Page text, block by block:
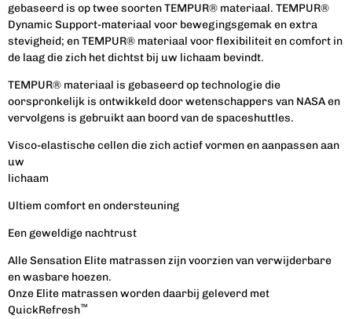
gebaseerd is op twee soorten TEMPUR® materiaal. TEMPUR®
Dynamic Support-materiaal voor bewegingsgemak en extra
stevigheid; en TEMPUR® materiaal voor flexibiliteit en comfort in
de laag die zich het dichtst bij uw lichaam bevindt.
TEMPUR® materiaal is gebaseerd op technologie die
oorspronkelijk is ontwikkeld door wetenschappers van NASA en
vervolgens is gebruikt aan boord van de spaceshuttles.
Visco-elastische cellen die zich actief vormen en aanpassen aan
uw
lichaam
Ultiem comfort en ondersteuning
Een geweldige nachtrust
Alle Sensation Elite matrassen zijn voorzien van verwijderbare
en wasbare hoezen.
Onze Elite matrassen worden daarbij geleverd met
QuickRefresh™